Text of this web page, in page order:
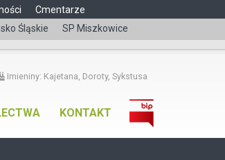
Śląskie SP Miszkowice
Cmentarze
čeština
Imieniny: Kajetana, Doroty, Sykstusa
KONTAKT